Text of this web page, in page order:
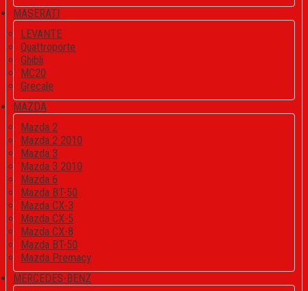
MASERATI
LEVANTE
Quattroporte
Ghibli
MC20
Grecale
MAZDA
Mazda 2
Mazda 2 2010
Mazda 3
Mazda 3 2010
Mazda 6
Mazda BT-50
Mazda CX-3
Mazda CX-5
Mazda CX-8
Mazda BT-50
Mazda Premacy
MERCEDES-BENZ